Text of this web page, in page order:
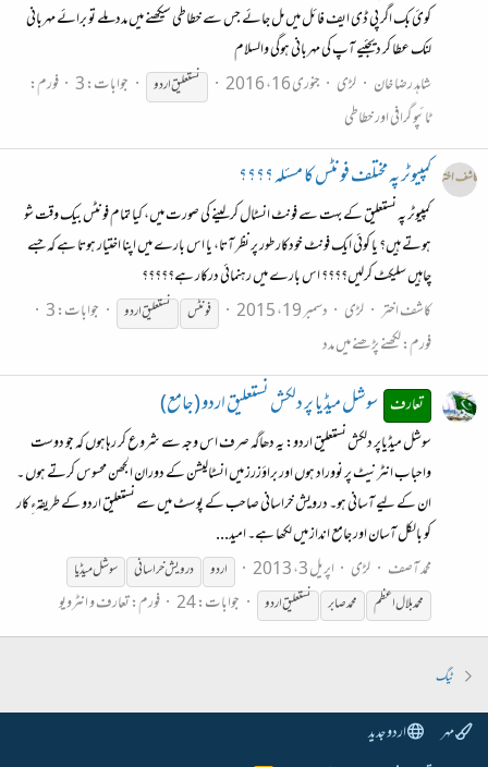
کوئ بک اگر پی ڈی ایف فائل میں مل جائے جس سے خطاطی سیکھنے میں مدد ملے تو برائے مہربانی
لنک عطا کر دیجئیے آپ کی مہربانی ہوگی والسلام
شاہد رضا خان
لڑی جنوری 16، 2016 نستعلیقاردو جوابات: 3
فورم:
ٹائپو گرافی اور خطاطی
کمپیوٹر پہ مختلف فونٹس کا مسئله ؟؟؟؟
کمپیوٹر پہ نستعلیق کے بہت سے فونٹ انسٹال کرلینے کی صورت میں، کیا تمام فونٹس بیک وقت شو
ہوتے ہیں؟ یا کوئی ایک فونٹ خودکار طور پر نظر آتا، یا اس بارے میں اپنا اختیار ہوتا ہے کہ جسے
چاہیں سلیکٹ کرلیں؟؟؟؟ اس بارے میں رہنمائی درکار ہے؟؟؟؟؟
کاشف اختر لڑی دسمبر 19، 2015 فونٹس نستعلیقاردو
جوابات: 3
فورم:لکھنے پڑھنے میں مدد
تعارف سوشل میڈیا پر دلکش نستعلیق اردو (جامع)
سوشل میڈیاپر دلکش نستعلیق اردو: یہ دھاگہ صرف اس وجہ سے شروع کر رہاہوں کہ جو دوست
واحباب انٹرنیٹ پر نووراد ہوں اور براؤزرز میں انسٹالیشن کے دوران الجھن محسوس کرتے ہوں ۔
ان کے لیے آسانی ہو۔ درویش خراسانی صاحب کے پوسٹ میں سے نستعلیق اردو کے طریقہءِ کار
کو بالکل آسان اور جامع انداز میں لکھا ہے۔ امید...
محمد آصف
لڑی اپریل 3، 2013 اردو درویش خراسانی
سوشل میڈیا
محمد بلال اعظم
محمد صابر نستعلیقاردو جوابات: 24 فورم:تعارف و انٹرویو
ٹیگ
مہر
اردو جدید